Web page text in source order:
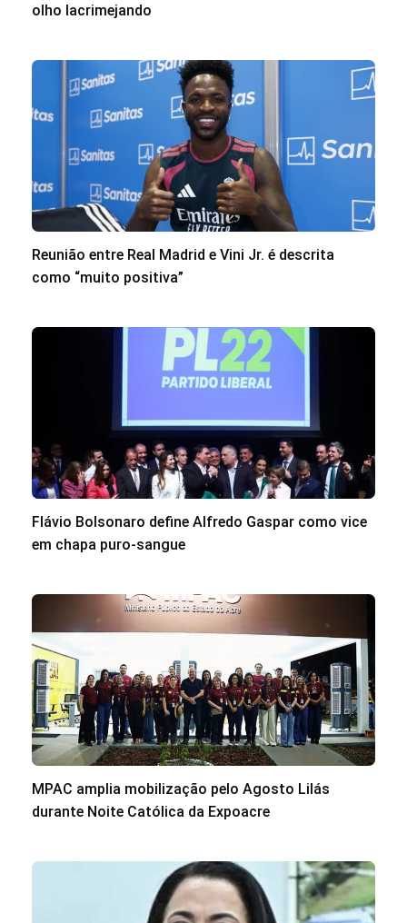
olho lacrimejando
Reunião entre Real Madrid e Vini Jr. é descrita
como “muito positiva”
Flávio Bolsonaro define Alfredo Gaspar como vice
em chapa puro-sangue
MPAC amplia mobilização pelo Agosto Lilás
durante Noite Católica da Expoacre